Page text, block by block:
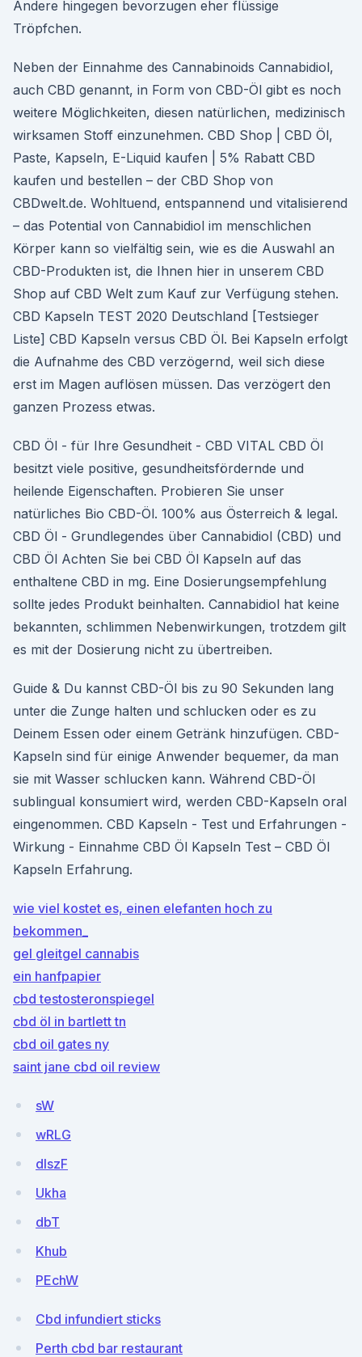
Andere hingegen bevorzugen eher flüssige
Tröpfchen.
Neben der Einnahme des Cannabinoids Cannabidiol,
auch CBD genannt, in Form von CBD-Öl gibt es noch
weitere Möglichkeiten, diesen natürlichen, medizinisch
wirksamen Stoff einzunehmen. CBD Shop | CBD Öl,
Paste, Kapseln, E-Liquid kaufen | 5% Rabatt CBD
kaufen und bestellen – der CBD Shop von
CBDwelt.de. Wohltuend, entspannend und vitalisierend
– das Potential von Cannabidiol im menschlichen
Körper kann so vielfältig sein, wie es die Auswahl an
CBD-Produkten ist, die Ihnen hier in unserem CBD
Shop auf CBD Welt zum Kauf zur Verfügung stehen.
CBD Kapseln TEST 2020 Deutschland [Testsieger
Liste] CBD Kapseln versus CBD Öl. Bei Kapseln erfolgt
die Aufnahme des CBD verzögernd, weil sich diese
erst im Magen auflösen müssen. Das verzögert den
ganzen Prozess etwas.
CBD Öl - für Ihre Gesundheit - CBD VITAL CBD Öl
besitzt viele positive, gesundheitsfördernde und
heilende Eigenschaften. Probieren Sie unser
natürliches Bio CBD-Öl. 100% aus Österreich & legal.
CBD Öl - Grundlegendes über Cannabidiol (CBD) und
CBD Öl Achten Sie bei CBD Öl Kapseln auf das
enthaltene CBD in mg. Eine Dosierungsempfehlung
sollte jedes Produkt beinhalten. Cannabidiol hat keine
bekannten, schlimmen Nebenwirkungen, trotzdem gilt
es mit der Dosierung nicht zu übertreiben.
Guide & Du kannst CBD-Öl bis zu 90 Sekunden lang
unter die Zunge halten und schlucken oder es zu
Deinem Essen oder einem Getränk hinzufügen. CBD-
Kapseln sind für einige Anwender bequemer, da man
sie mit Wasser schlucken kann. Während CBD-Öl
sublingual konsumiert wird, werden CBD-Kapseln oral
eingenommen. CBD Kapseln - Test und Erfahrungen -
Wirkung - Einnahme CBD Öl Kapseln Test – CBD Öl
Kapseln Erfahrung.
wie viel kostet es, einen elefanten hoch zu
bekommen_
gel gleitgel cannabis
ein hanfpapier
cbd testosteronspiegel
cbd öl in bartlett tn
cbd oil gates ny
saint jane cbd oil review
sW
wRLG
dlszF
Ukha
dbT
Khub
PEchW
Cbd infundiert sticks
Perth cbd bar restaurant